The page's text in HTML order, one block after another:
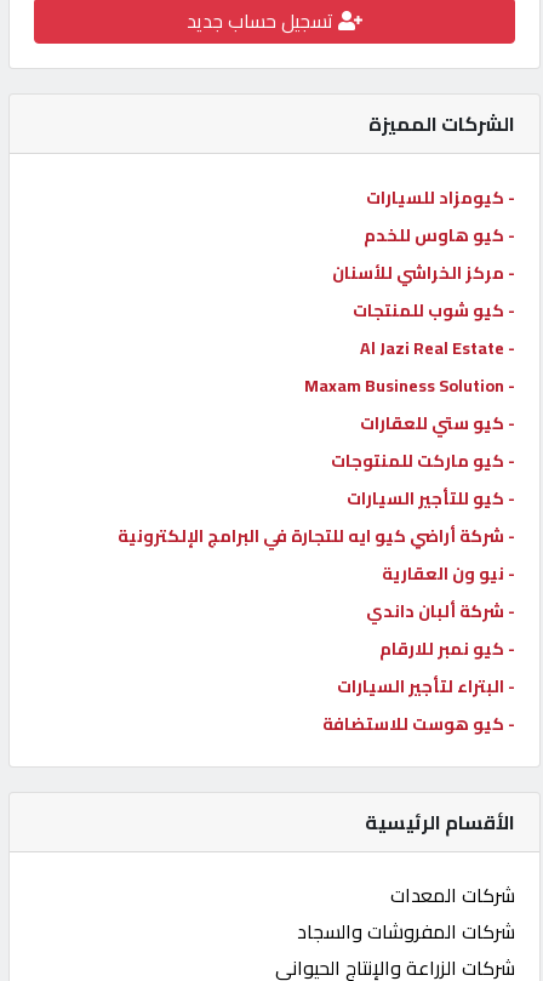
كيو
ماركت
الدليل
POWERED
QHOST
تسجيل حساب جديد
الشركات المميزة
- كيومزاد للسيارات
- كيو هاوس للخدم
- مركز الخراشي للأسنان
- كيو شوب للمنتجات
- Al Jazi Real Estate
- Maxam Business Solution
- كيو ستي للعقارات
- كيو ماركت للمنتوجات
- كيو للتأجير السيارات
- شركة أراضي كيو ايه للتجارة في البرامج الإلكترونية
- نيو ون العقارية
- شركة ألبان داندي
- كيو نمبر للارقام
- البتراء لتأجير السيارات
- كيو هوست للاستضافة
الأقسام الرئيسية
شركات المعدات
شركات المفروشات والسجاد
شركات الزراعة والإنتاج الحيواني